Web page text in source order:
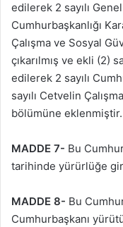
edilerek 2 sayılı
Cumhurbaşkanlığı
Çalışma ve Sosyal
çıkarılmış ve ekli (2)
edilerek 2 sayılı
sayılı Cetvelin
bölümüne eklenmiştir.
MADDE 7- Bu
tarihinde yürürlüğe
MADDE 8- Bu
Cumhurbaşkanı